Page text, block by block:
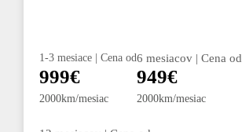
1-3 mesiace | Cena od
999€
2000km/mesiac
6 mesiacov | Cena od
949€
2000km/mesiac